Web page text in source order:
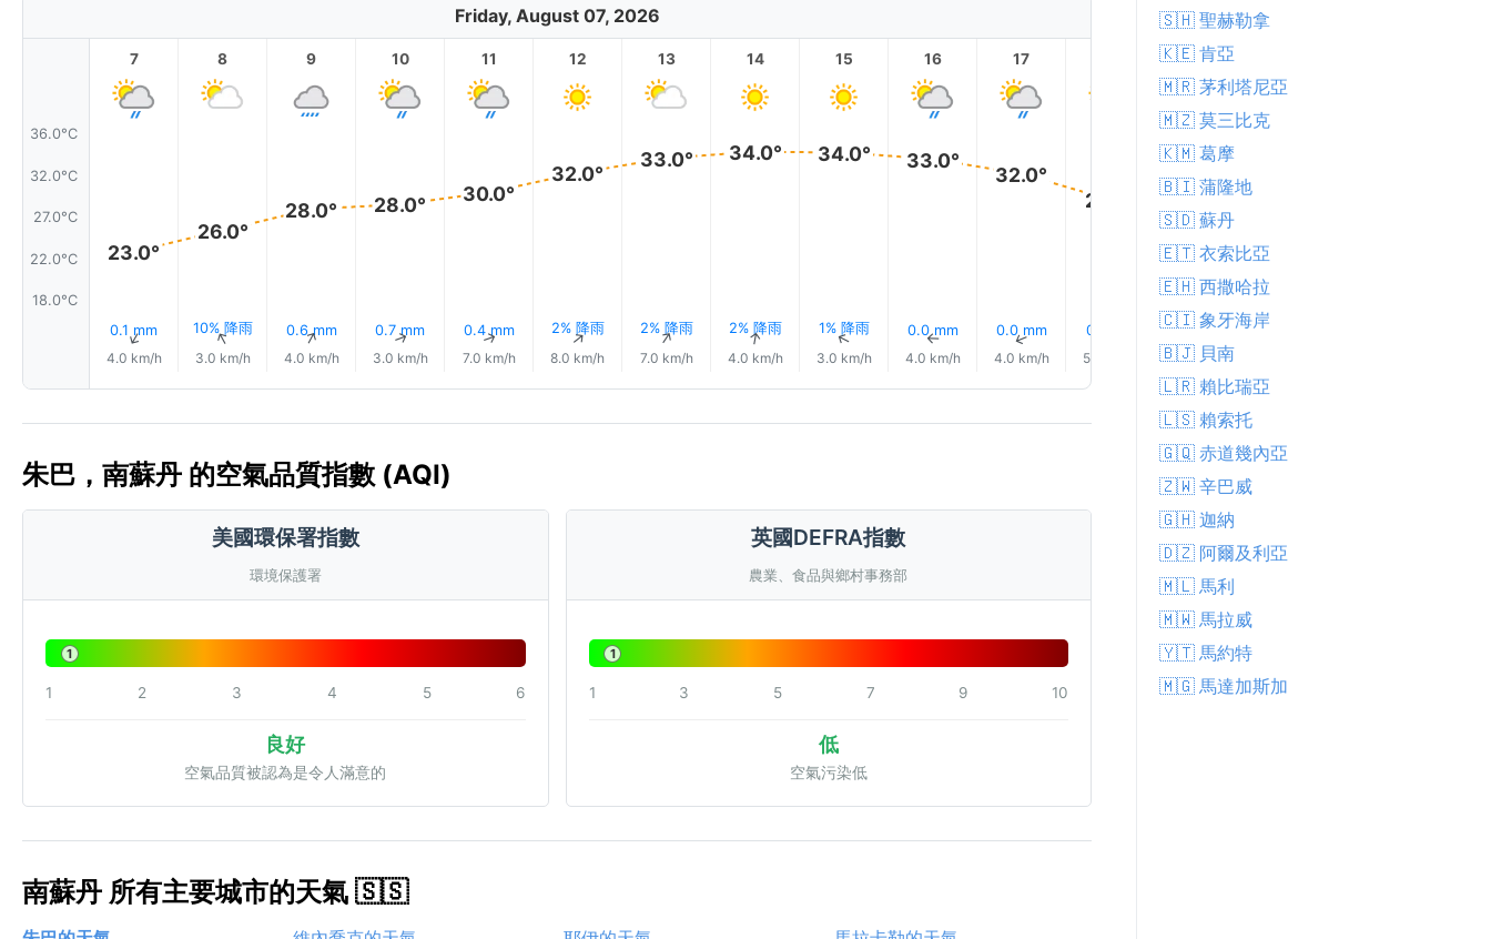
Friday, August 07, 2026
36.0°C
32.0°C
27.0°C
22.0°C
18.0°C
7
23.0°
0.1 mm
↑
4.0 km/h
8
26.0°
10% 降雨
↑
3.0 km/h
9
28.0°
0.6 mm
↑
4.0 km/h
10
28.0°
0.7 mm
↑
3.0 km/h
11
30.0°
0.4 mm
↑
7.0 km/h
12
32.0°
2% 降雨
↑
8.0 km/h
13
33.0°
2% 降雨
↑
7.0 km/h
14
34.0°
2% 降雨
↑
4.0 km/h
15
34.0°
1% 降雨
↑
3.0 km/h
16
33.0°
0.0 mm
↑
4.0 km/h
17
32.0°
0.0 mm
↑
4.0 km/h
29.0°
0.1 mm
5.0 km/h
19
28.0°
4% 降雨
↑
4.0 km/h
0.3 mm
朱巴，南蘇丹 的空氣品質指數 (AQI)
美國環保署指數
環境保護署
1
1 2 3 4 5 6
良好
空氣品質被認為是令人滿意的
英國DEFRA指數
農業、食品與鄉村事務部
1
1 3 5 7 9 10
低
空氣污染低
南蘇丹 所有主要城市的天氣 🇸🇸
🇸🇭 聖赫勒拿
🇰🇪 肯亞
🇲🇷 茅利塔尼亞
🇲🇿 莫三比克
🇰🇲 葛摩
🇧🇮 蒲隆地
🇸🇩 蘇丹
🇪🇹 衣索比亞
🇪🇭 西撒哈拉
🇨🇮 象牙海岸
🇧🇯 貝南
🇱🇷 賴比瑞亞
🇱🇸 賴索托
🇬🇶 赤道幾內亞
🇿🇼 辛巴威
🇬🇭 迦納
🇩🇿 阿爾及利亞
🇲🇱 馬利
🇲🇼 馬拉威
🇾🇹 馬約特
🇲🇬 馬達加斯加